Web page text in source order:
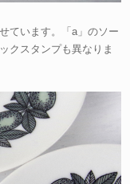
ています。「a」のソー
クスタンプも異なりま